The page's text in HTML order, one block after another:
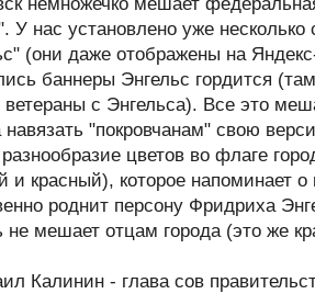
У нас установлено уже
(они даже отображены на
баннеры Энгельс гордится
ветераны с Энгельса). Все это
навязать "покровчанам" свою
разнообразие цветов во флаге
и красный), которое напоминает
роднит персону Фридриха
не мешает отцам города (это же
Калинин - глава сов